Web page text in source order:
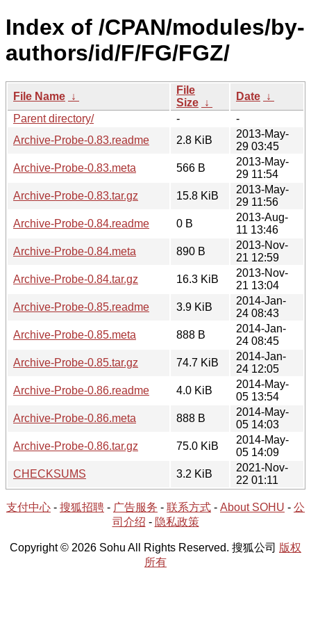
Index of /CPAN/modules/by-
authors/id/F/FG/FGZ/
File Name ↓
File
Size ↓
Date ↓
Parent directory/
-
-
Archive-Probe-0.83.readme
2.8 KiB
2013-May-
29 03:45
Archive-Probe-0.83.meta
566 B
2013-May-
29 11:54
Archive-Probe-0.83.tar.gz
15.8 KiB
2013-May-
29 11:56
Archive-Probe-0.84.readme
0 B
2013-Aug-
11 13:46
Archive-Probe-0.84.meta
890 B
2013-Nov-
21 12:59
Archive-Probe-0.84.tar.gz
16.3 KiB
2013-Nov-
21 13:04
Archive-Probe-0.85.readme
3.9 KiB
2014-Jan-
24 08:43
Archive-Probe-0.85.meta
888 B
2014-Jan-
24 08:45
Archive-Probe-0.85.tar.gz
74.7 KiB
2014-Jan-
24 12:05
Archive-Probe-0.86.readme
4.0 KiB
2014-May-
05 13:54
Archive-Probe-0.86.meta
888 B
2014-May-
05 14:03
Archive-Probe-0.86.tar.gz
75.0 KiB
2014-May-
05 14:09
CHECKSUMS
3.2 KiB
2021-Nov-
22 01:11
支付中心 - 搜狐招聘 - 广告服务 - 联系方式 - About SOHU - 公
司介绍 - 隐私政策
Copyright © 2026 Sohu All Rights Reserved. 搜狐公司 版权
所有